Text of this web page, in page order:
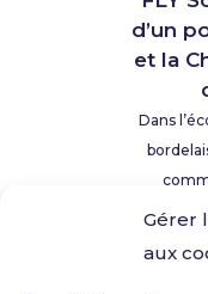
Gérer
aux
d’un
et la
Dans